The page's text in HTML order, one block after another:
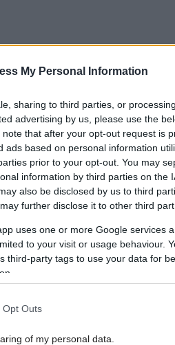
My Personal Information
sharing to third parties, or
advertising by us, please use the
that after your opt-out request is
ads based on personal information
prior to your opt-out. You may
information by third parties on the
also be disclosed by us to third
further disclose it to other third
uses one or more Google services
to your visit or usage behaviour.
third-party tags to use your data for
Opt Outs
of my personal data.